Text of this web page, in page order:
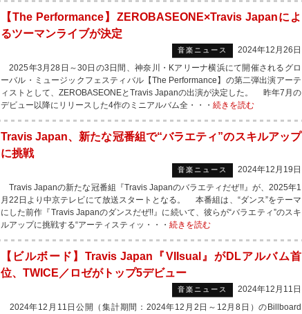
【The Performance】ZEROBASEONE×Travis Japanによ
るツーマンライブが決定
音楽ニュース
2024年12月26日
2025年3月28日～30日の3日間、神奈川・Kアリーナ横浜にて開催されるグロ
ーバル・ミュージックフェスティバル【The Performance】の第二弾出演アーテ
ィストとして、ZEROBASEONEとTravis Japanの出演が決定した。 昨年7月の
デビュー以降にリリースした4作のミニアルバム全・・・ 続きを読む
Travis Japan、新たな冠番組で“バラエティ”のスキルアップ
に挑戦
音楽ニュース
2024年12月19日
Travis Japanの新たな冠番組『Travis Japanのバラエティだぜ!!』が、2025年1
月22日より中京テレビにて放送スタートとなる。 本番組は、“ダンス”をテーマ
にした前作『Travis Japanのダンスだぜ!!』に続いて、彼らが“バラエティ”のスキ
ルアップに挑戦する“アーティスティッ・・・ 続きを読む
【ビルボード】Travis Japan『VIIsual』がDLアルバム首
位、TWICE／ロゼがトップ5デビュー
音楽ニュース
2024年12月11日
2024年12月11日公開（集計期間：2024年12月2日～12月8日）のBillboard